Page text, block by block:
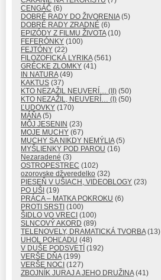
CENGÁČ (6)
DOBRÉ RADY DO ŽIVORENIA(5)
DOBRÉ RADY ZRADNÉ (6)
EPIZÓDY Z FILMU ŽIVOTA(10)
FEFERÓNKY (100)
FEJTÓNY (22)
FILOZOFICKÁ LYRIKA(561)
GRÉCKE ZLOMKY (41)
IN NATURA(49)
KAKTUS (37)
KTO NEZAŽIL NEUVERÍ… (II) (50)
KTO NEZAŽIL, NEUVERÍ… (I) (50)
ĽUDOVKY (170)
MÁŇA(5)
MÔJ JESENIN (23)
MOJE MUCHY (67)
MUCHY SA NIKDY NEMÝLIA(5)
MYŠLIENKY POD PAROU (16)
Nezaradené (3)
OSTROPESTREC (102)
ozorovske džveredelko (32)
PIESEŇ V UŠIACH, VIDEOBLOGY (23)
PO UŠI (19)
PRÁCA – MATKA POKROKU (6)
PROTI SRSTI (100)
ŠIDLO VO VRECI (100)
SLNCOVÝ AKORD (89)
TELENOVELY, DRAMATICKÁ TVORBA(13)
UHOL POHĽADU (48)
V DUŠE PODSVETÍ (192)
VERŠE DŇA(199)
VERŠE NOCI (127)
ZBOJNÍK JURAJ A JEHO DRUŽINA(41)